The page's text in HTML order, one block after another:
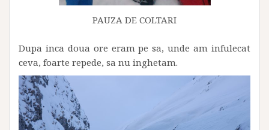
PAUZA DE COLTARI
Dupa inca doua ore eram pe sa, unde am infulecat
ceva, foarte repede, sa nu inghetam.